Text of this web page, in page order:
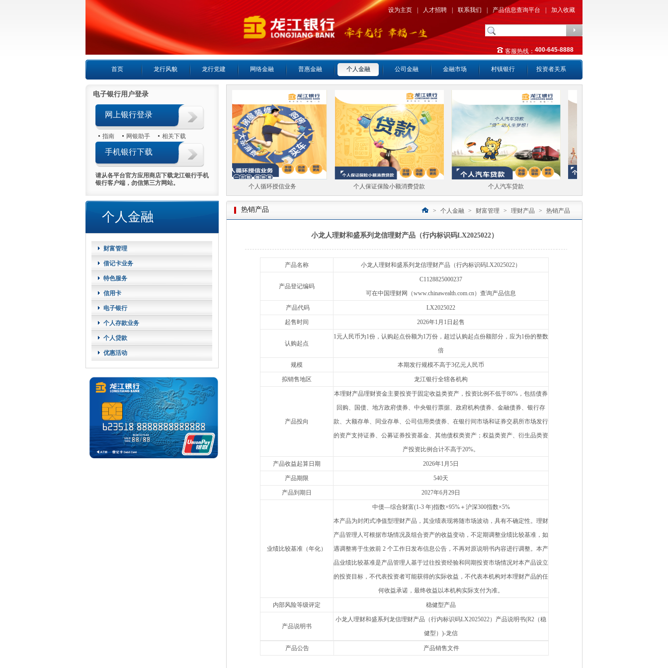
设为主页 人才招聘 联系我们 产品信息查询平台 加入收藏
客服热线：400-645-8888
首页 龙行风貌 龙行党建 网络金融 普惠金融 个人金融 公司金融 金融市场 村镇银行 投资者关系
电子银行用户登录
网上银行登录
指南 网银助手 相关下载
手机银行下载
请从各平台官方应用商店下载龙江银行手机
银行客户端，勿信第三方网站。
个人金融
财富管理
借记卡业务
特色服务
信用卡
电子银行
个人存款业务
个人贷款
优惠活动
个人房产抵押贷款 个人循环授信业务 个人保证保险小额消费贷款 个人汽车贷款
热销产品 > 个人金融 > 财富管理 > 理财产品 > 热销产品
小龙人理财和盛系列龙信理财产品（行内标识码LX2025022）
产品名称 小龙人理财和盛系列龙信理财产品（行内标识码LX2025022）
产品登记编码
C1128825000237
可在中国理财网（www.chinawealth.com.cn）查询产品信息
产品代码 LX2025022
起售时间 2026年1月1日起售
认购起点
1元人民币为1份，认购起点份额为1万份，超过认购起点份额部分，应为1份的整数
倍
规模 本期发行规模不高于3亿元人民币
拟销售地区 龙江银行全辖各机构
产品投向
本理财产品理财资金主要投资于固定收益类资产，投资比例不低于80%，包括债券
回购、国债、地方政府债券、中央银行票据、政府机构债券、金融债券、银行存
款、大额存单、同业存单、公司信用类债券、在银行间市场和证券交易所市场发行
的资产支持证券、公募证券投资基金、其他债权类资产；权益类资产、衍生品类资
产投资比例合计不高于20%。
产品收益起算日期 2026年1月5日
产品期限 540天
产品到期日 2027年6月29日
业绩比较基准（年化）
中债—综合财富(1-3 年)指数×95%＋沪深300指数×5%
本产品为封闭式净值型理财产品，其业绩表现将随市场波动，具有不确定性。理财
产品管理人可根据市场情况及组合资产的收益变动，不定期调整业绩比较基准，如
遇调整将于生效前 2 个工作日发布信息公告，不再对原说明书内容进行调整。本产
品业绩比较基准是产品管理人基于过往投资经验和同期投资市场情况对本产品设立
的投资目标，不代表投资者可能获得的实际收益，不代表本机构对本理财产品的任
何收益承诺，最终收益以本机构实际支付为准。
内部风险等级评定 稳健型产品
产品说明书
小龙人理财和盛系列龙信理财产品（行内标识码LX2025022）产品说明书(R2（稳
健型）)-龙信
产品公告 产品销售文件